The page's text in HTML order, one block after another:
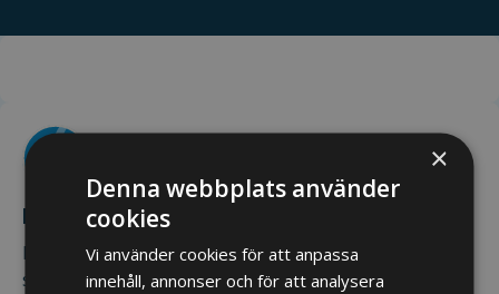
Har du ett projekt på gång?
Hör av dig till oss så återkommer vi till dig så snart
som möjligt.
×
Denna webbplats använder
cookies
Vi använder cookies för att anpassa
innehåll, annonser och för att analysera